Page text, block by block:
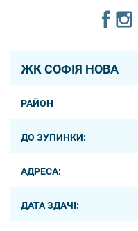
ЖК СОФІЯ НОВА
РАЙОН
ДО ЗУПИНКИ:
АДРЕСА:
ДАТА ЗДАЧІ: